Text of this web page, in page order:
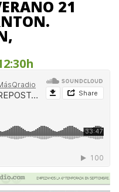
21
RAMON GALCERÁN, PRESIDENTE.